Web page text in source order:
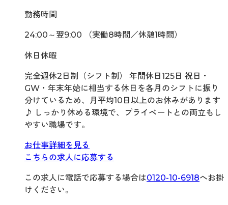
勤務時間
24:00～翌9:00 （実働8時間／休憩1時間）
休日休暇
完全週休2日制（シフト制） 年間休日125日 祝日・
GW・年末年始に相当する休日を各月のシフトに振り
分けているため、月平均10日以上のお休みがあります
♪ しっかり休める環境で、プライベートとの両立もし
やすい職場です。
お仕事詳細を見る
こちらの求人に応募する
この求人に電話で応募する場合は0120-10-6918へお掛
けください。